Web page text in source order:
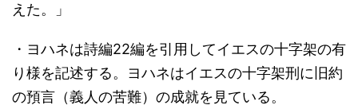
えた。」
・ヨハネは詩編22編を引用してイエスの十字架の有
り様を記述する。ヨハネはイエスの十字架刑に旧約
の預言（義人の苦難）の成就を見ている。